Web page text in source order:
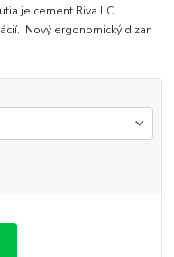
je cement Riva LC
Nový ergonomický dizan